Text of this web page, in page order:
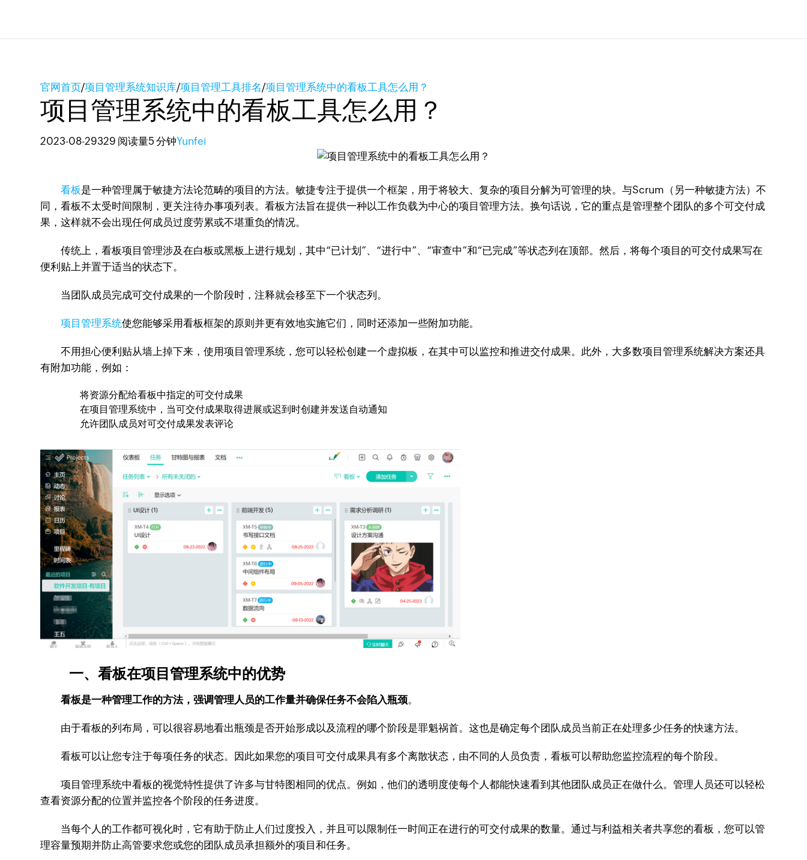
官网首页/项目管理系统知识库/项目管理工具排名/项目管理系统中的看板工具怎么用？
项目管理系统中的看板工具怎么用？
2023-08-29329 阅读量5 分钟Yunfei
看板是一种管理属于敏捷方法论范畴的项目的方法。敏捷专注于提供一个框架，用于将较大、复杂的项目分解为可管理的块。与Scrum（另一种敏捷方法）不
同，看板不太受时间限制，更关注待办事项列表。看板方法旨在提供一种以工作负载为中心的项目管理方法。换句话说，它的重点是管理整个团队的多个可交付成
果，这样就不会出现任何成员过度劳累或不堪重负的情况。
传统上，看板项目管理涉及在白板或黑板上进行规划，其中“已计划”、“进行中”、“审查中”和“已完成”等状态列在顶部。然后，将每个项目的可交付成果写在
便利贴上并置于适当的状态下。
当团队成员完成可交付成果的一个阶段时，注释就会移至下一个状态列。
项目管理系统使您能够采用看板框架的原则并更有效地实施它们，同时还添加一些附加功能。
不用担心便利贴从墙上掉下来，使用项目管理系统，您可以轻松创建一个虚拟板，在其中可以监控和推进交付成果。此外，大多数项目管理系统解决方案还具
有附加功能，例如：
将资源分配给看板中指定的可交付成果
在项目管理系统中，当可交付成果取得进展或迟到时创建并发送自动通知
允许团队成员对可交付成果发表评论
一、看板在项目管理系统中的优势
看板是一种管理工作的方法，强调管理人员的工作量并确保任务不会陷入瓶颈。
由于看板的列布局，可以很容易地看出瓶颈是否开始形成以及流程的哪个阶段是罪魁祸首。这也是确定每个团队成员当前正在处理多少任务的快速方法。
看板可以让您专注于每项任务的状态。因此如果您的项目可交付成果具有多个离散状态，由不同的人员负责，看板可以帮助您监控流程的每个阶段。
项目管理系统中看板的视觉特性提供了许多与甘特图相同的优点。例如，他们的透明度使每个人都能快速看到其他团队成员正在做什么。管理人员还可以轻松
查看资源分配的位置并监控各个阶段的任务进度。
当每个人的工作都可视化时，它有助于防止人们过度投入，并且可以限制任一时间正在进行的可交付成果的数量。通过与利益相关者共享您的看板，您可以管
理容量预期并防止高管要求您或您的团队成员承担额外的项目和任务。